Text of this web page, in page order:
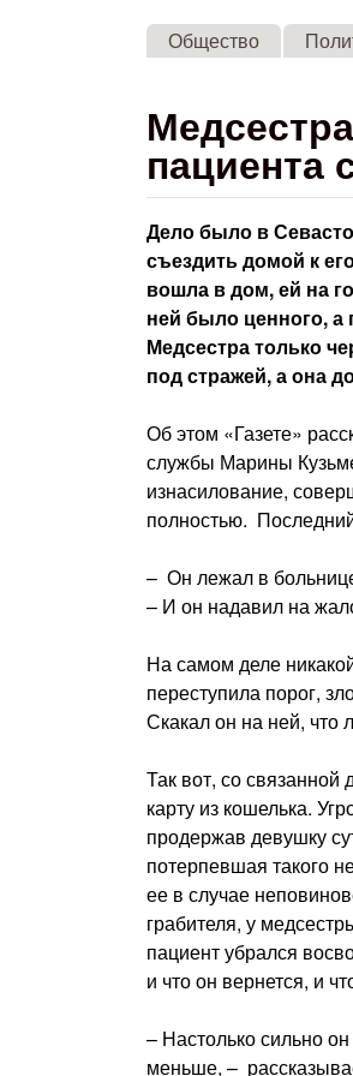
Общество
пациента
Дело было в
съездить домой к
вошла в дом, ей на
ней было ценного, а
Медсестра только
под стражей, а она
Об этом «Газете»
службы Марины
изнасилование,
полностью. Последний
– Он лежал в
– И он надавил на
На самом деле
переступила порог,
Скакал он на ней, что
Так вот, со
карту из кошелька.
продержав девушку
потерпевшая такого
ее в случае
грабителя, у
пациент убрался
и что он вернется, и
– Настолько сильно
меньше, –